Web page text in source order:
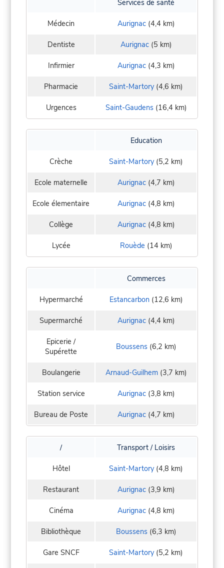
Services de santé
Médecin Aurignac(4,4 km)
Dentiste Aurignac(5 km)
Infirmier Aurignac(4,3 km)
Pharmacie Saint-Martory (4,6 km)
Urgences Saint-Gaudens(16,4 km)
Education
Crèche Saint-Martory (5,2 km)
Ecole maternelle Aurignac(4,7 km)
Ecole élementaire Aurignac(4,8 km)
Collège Aurignac(4,8 km)
Lycée Rouède (14 km)
Commerces
Hypermarché Estancarbon(12,6 km)
Supermarché Aurignac(4,4 km)
Epicerie /
Supérette
Boussens(6,2 km)
Boulangerie Arnaud-Guilhem(3,7 km)
Station service Aurignac(3,8 km)
Bureau de Poste Aurignac(4,7 km)
/ Transport / Loisirs
Hôtel Saint-Martory (4,8 km)
Restaurant Aurignac(3,9 km)
Cinéma Aurignac(4,8 km)
Bibliothèque Boussens(6,3 km)
Gare SNCF Saint-Martory (5,2 km)